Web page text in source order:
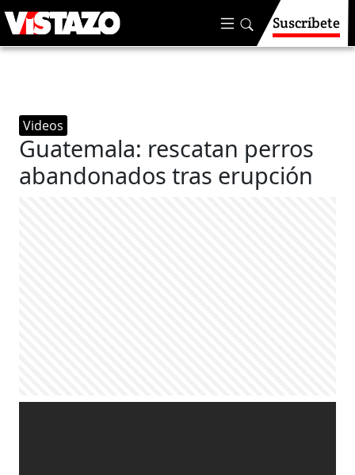
Suscríbete
Videos
Guatemala: rescatan perros
abandonados tras erupción